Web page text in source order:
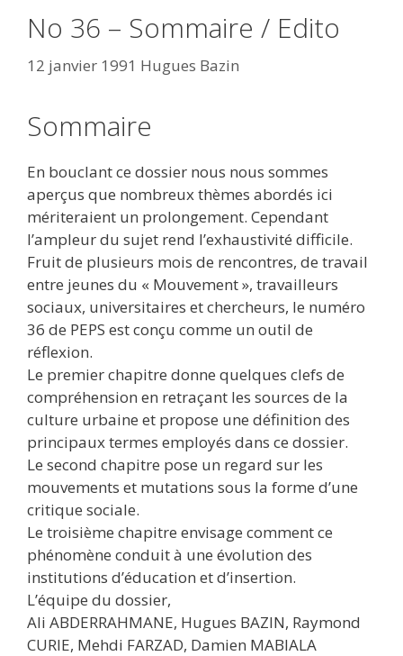
No 36 – Sommaire / Edito
12 janvier 1991 Hugues Bazin
Sommaire
En bouclant ce dossier nous nous sommes
aperçus que nombreux thèmes abordés ici
mériteraient un prolongement. Cependant
l’ampleur du sujet rend l’exhaustivité difficile.
Fruit de plusieurs mois de rencontres, de travail
entre jeunes du « Mouvement », travailleurs
sociaux, universitaires et chercheurs, le numéro
36 de PEPS est conçu comme un outil de
réflexion.
Le premier chapitre donne quelques clefs de
compréhension en retraçant les sources de la
culture urbaine et propose une définition des
principaux termes employés dans ce dossier.
Le second chapitre pose un regard sur les
mouvements et mutations sous la forme d’une
critique sociale.
Le troisième chapitre envisage comment ce
phénomène conduit à une évolution des
institutions d’éducation et d’insertion.
L’équipe du dossier,
Ali ABDERRAHMANE, Hugues BAZIN, Raymond
CURIE, Mehdi FARZAD, Damien MABIALA